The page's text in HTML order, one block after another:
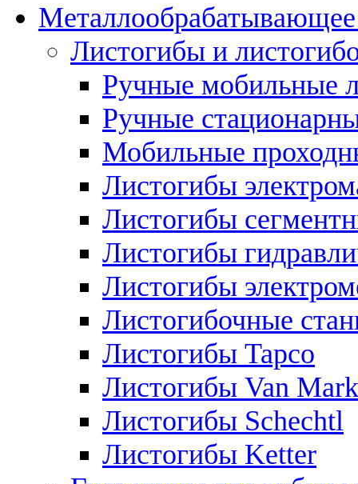
Металлообрабатывающее
Листогибы и
Ручные мобильные
Ручные
Мобильные
Листогибы
Листогибы
Листогибы
Листогибы
Листогибочные
Листогибы Tapco
Листогибы Van Mark
Листогибы Schechtl
Листогибы Ketter